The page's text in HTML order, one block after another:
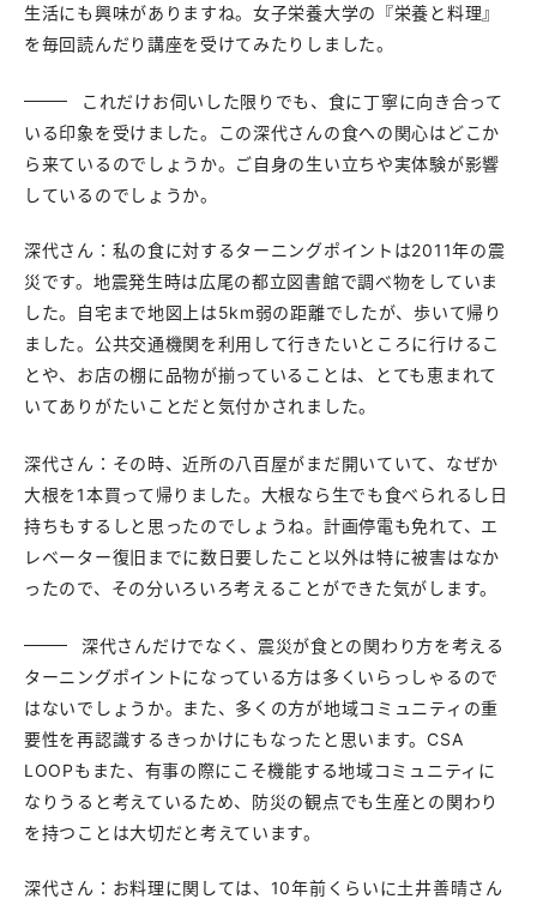
生活にも興味がありますね。女子栄養大学の『栄養と料理』
を毎回読んだり講座を受けてみたりしました。
これだけお伺いした限りでも、食に丁寧に向き合って
いる印象を受けました。この深代さんの食への関心はどこか
ら来ているのでしょうか。ご自身の生い立ちや実体験が影響
しているのでしょうか。
深代さん：私の食に対するターニングポイントは2011年の震
災です。地震発生時は広尾の都立図書館で調べ物をしていま
した。自宅まで地図上は5km弱の距離でしたが、歩いて帰り
ました。公共交通機関を利用して行きたいところに行けるこ
とや、お店の棚に品物が揃っていることは、とても恵まれて
いてありがたいことだと気付かされました。
深代さん：その時、近所の八百屋がまだ開いていて、なぜか
大根を1本買って帰りました。大根なら生でも食べられるし日
持ちもするしと思ったのでしょうね。計画停電も免れて、エ
レベーター復旧までに数日要したこと以外は特に被害はなか
ったので、その分いろいろ考えることができた気がします。
深代さんだけでなく、震災が食との関わり方を考える
ターニングポイントになっている方は多くいらっしゃるので
はないでしょうか。また、多くの方が地域コミュニティの重
要性を再認識するきっかけにもなったと思います。CSA
LOOPもまた、有事の際にこそ機能する地域コミュニティに
なりうると考えているため、防災の観点でも生産との関わり
を持つことは大切だと考えています。
深代さん：お料理に関しては、10年前くらいに土井善晴さん